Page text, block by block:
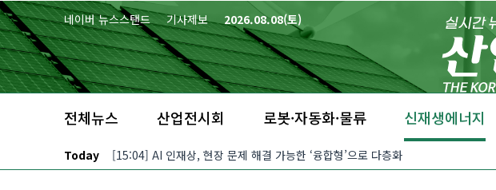
본문 바로가기
네이버 뉴스스탠드 기사제보 2026.08.08(토)
전체뉴스 산업전시회 로봇·자동화·물류 신재생에너지
Today [15:04] AI 인재상, 현장 문제 해결 가능한 ‘융합형’으로 다층화